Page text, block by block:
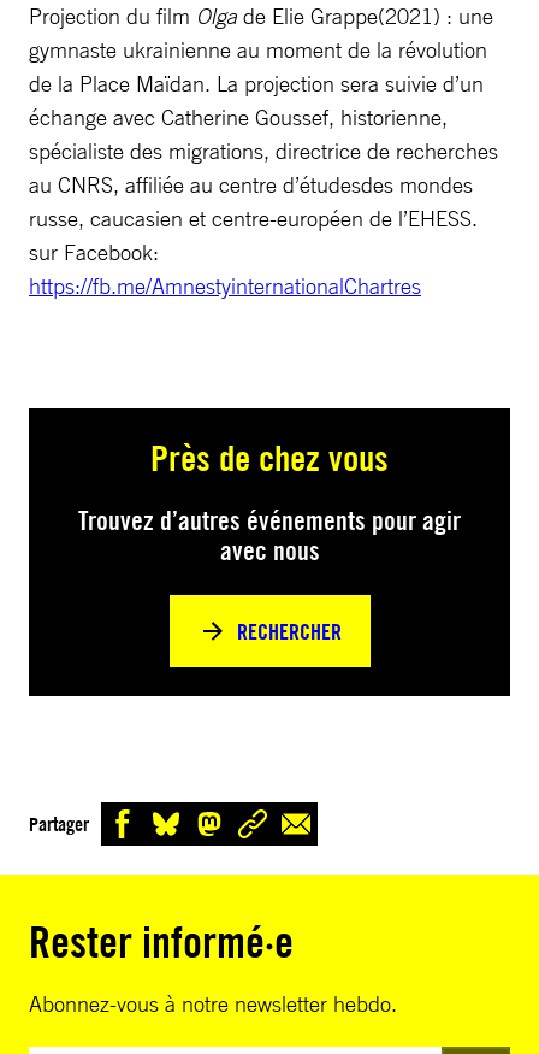
Projection du film Olga de Elie Grappe(2021) : une
gymnaste ukrainienne au moment de la révolution
de la Place Maïdan. La projection sera suivie d’un
échange avec Catherine Goussef, historienne,
spécialiste des migrations, directrice de recherches
au CNRS, affiliée au centre d’étudesdes mondes
russe, caucasien et centre-européen de l’EHESS.
sur Facebook:
https://fb.me/AmnestyinternationalChartres
Près de chez vous
Trouvez d’autres événements pour agir
avec nous
RECHERCHER
Partager
Rester informé·e
Abonnez-vous à notre newsletter hebdo.